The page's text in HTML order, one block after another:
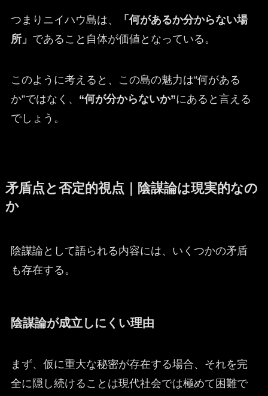
つまりニイハウ島は、
「何があるか分からない場
所」 であること自体が価値となっている。
このように考えると、この島の魅力は“何がある
か”ではなく、 “何が分からないか”にあると言える
でしょう。
矛盾点と否定的視点｜陰謀論は現実的なの
か
陰謀論として語られる内容には、いくつかの矛盾
も存在する。
陰謀論が成立しにくい理由
まず、仮に重大な秘密が存在する場合、それを完
全に隠し続けることは現代社会では極めて困難で